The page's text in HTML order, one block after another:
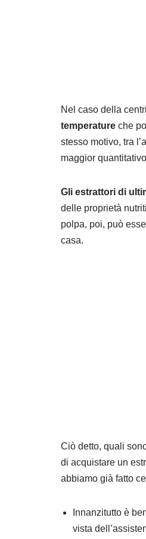
Nel caso della
temperature che
stesso motivo, tra
maggior
Gli estrattori di
delle proprietà
polpa, poi, può
casa.
Ciò detto, quali
di acquistare un
abbiamo già fatto
Innanzitutto è
vista